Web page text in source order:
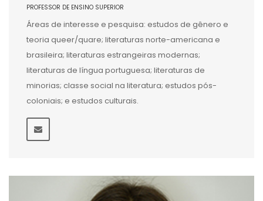
PROFESSOR DE ENSINO SUPERIOR
Áreas de interesse e pesquisa: estudos de gênero e
teoria queer/quare; literaturas norte-americana e
brasileira; literaturas estrangeiras modernas;
literaturas de língua portuguesa; literaturas de
minorias; classe social na literatura; estudos pós-
coloniais; e estudos culturais.